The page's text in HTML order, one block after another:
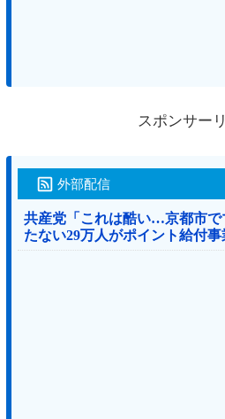
スポンサー
外部配信
共産党「これは酷い…京都市で
たない29万人がポイント給付事